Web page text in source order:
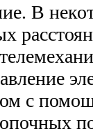
В
с